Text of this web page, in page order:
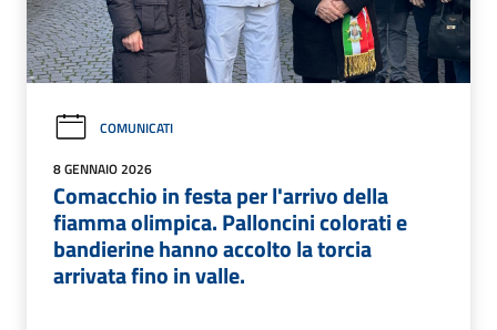
COMUNICATI
8 GENNAIO 2026
Comacchio in festa per l'arrivo della
fiamma olimpica. Palloncini colorati e
bandierine hanno accolto la torcia
arrivata fino in valle.